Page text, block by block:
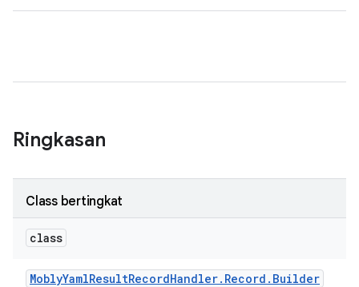
Ringkasan
Class bertingkat
class
MoblyYamlResultRecordHandler. Record . Builder